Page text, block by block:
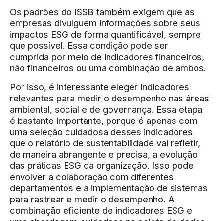
Os padrões do ISSB também exigem que as
empresas divulguem informações sobre seus
impactos ESG de forma quantificável, sempre
que possível. Essa condição pode ser
cumprida por meio de indicadores financeiros,
não financeiros ou uma combinação de ambos.
Por isso, é interessante eleger indicadores
relevantes para medir o desempenho nas áreas
ambiental, social e de governança. Essa etapa
é bastante importante, porque é apenas com
uma seleção cuidadosa desses indicadores
que o relatório de sustentabilidade vai refletir,
de maneira abrangente e precisa, a evolução
das práticas ESG da organização. Isso pode
envolver a colaboração com diferentes
departamentos e a implementação de sistemas
para rastrear e medir o desempenho. A
combinação eficiente de indicadores ESG e